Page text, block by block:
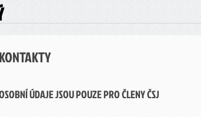
KONTAKTY
ÚDAJE JSOU POUZE PRO ČLENY ČSJ